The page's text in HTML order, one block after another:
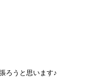
ろうと思います♪